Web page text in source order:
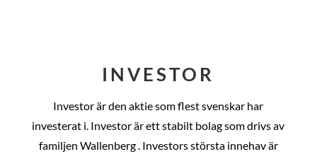
INVESTOR
Investor är den aktie som flest svenskar har
investerat i. Investor är ett stabilt bolag som drivs av
familjen Wallenberg . Investors största innehav är